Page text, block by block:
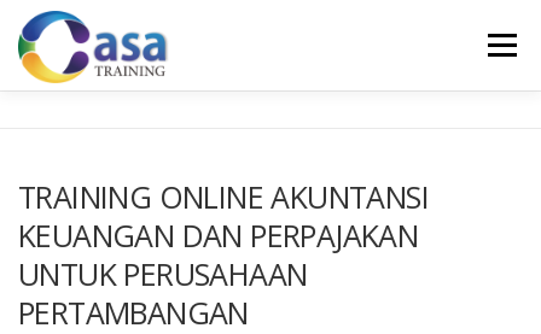
Lompat
konten
Menu
KONTAK KAMI SERTIFIKASI EVALUASI
TRAINING ONLINE AKUNTANSI
KEUANGAN DAN PERPAJAKAN
UNTUK PERUSAHAAN
PERTAMBANGAN